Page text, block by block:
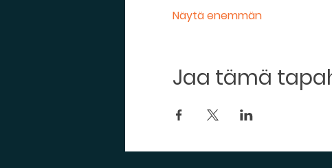
Näytä enemmän
Jaa tämä